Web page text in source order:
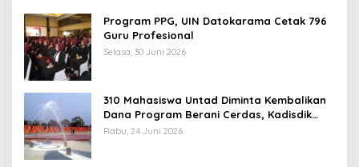
Program PPG, UIN Datokarama Cetak 796
Guru Profesional
Selasa, 30 Juni 2026
310 Mahasiswa Untad Diminta Kembalikan
Dana Program Berani Cerdas, Kadisdik
Sulteng: Tidak Boleh Terima Beasiswa
Rabu, 24 Juni 2026